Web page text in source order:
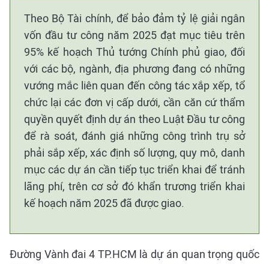
Theo Bộ Tài chính, để bảo đảm tỷ lệ giải ngân
vốn đầu tư công năm 2025 đạt mục tiêu trên
95% kế hoạch Thủ tướng Chính phủ giao, đối
với các bộ, ngành, địa phương đang có những
vướng mắc liên quan đến công tác xắp xếp, tổ
chức lại các đơn vị cấp dưới, cần căn cứ thẩm
quyền quyết định dự án theo Luật Đầu tư công
để rà soát, đánh giá những công trình trụ sở
phải sắp xếp, xác định số lượng, quy mô, danh
mục các dự án cần tiếp tục triển khai để tránh
lãng phí, trên cơ sở đó khẩn trương triển khai
kế hoạch năm 2025 đã được giao.
Đường Vành đai 4 TP.HCM là dự án quan trọng quốc